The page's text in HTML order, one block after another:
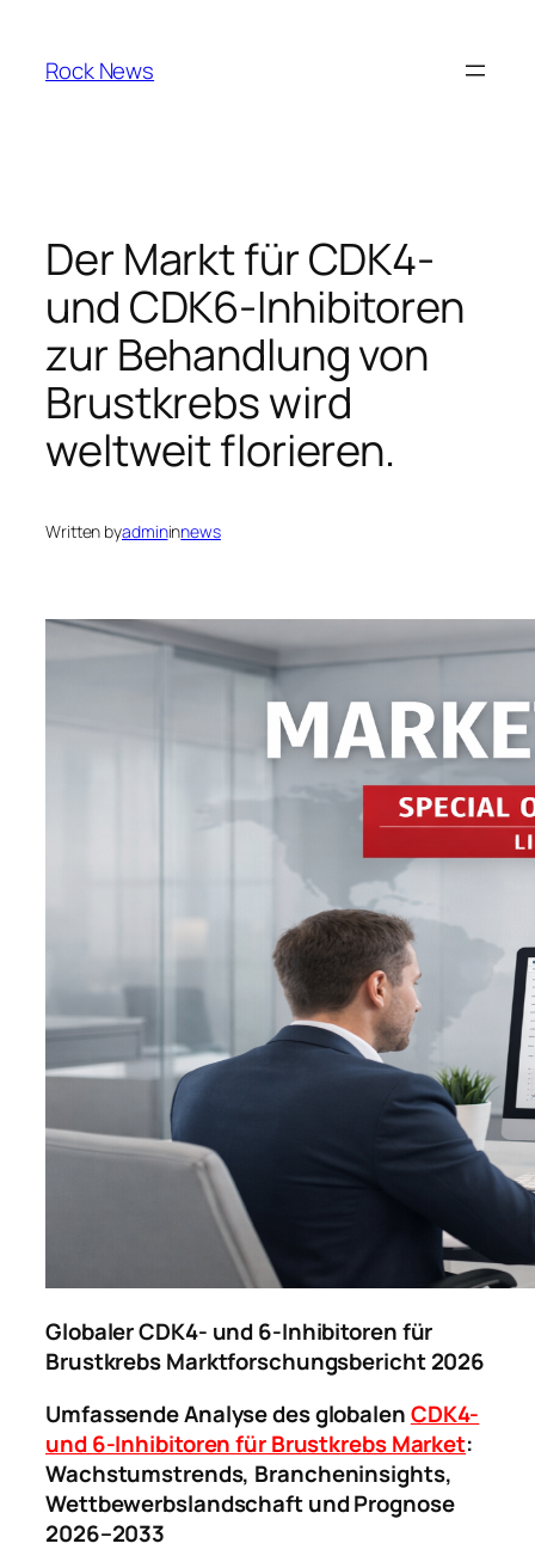
content
Rock News
Der Markt für CDK4-
und CDK6-Inhibitoren
zur Behandlung von
Brustkrebs wird
weltweit florieren.
Written byadmininnews
Globaler CDK4- und 6-Inhibitoren für
Brustkrebs Marktforschungsbericht 2026
Umfassende Analyse des globalenCDK4-
und 6-Inhibitoren für Brustkrebs Market:
Wachstumstrends, Brancheninsights,
Wettbewerbslandschaft und Prognose
2026–2033